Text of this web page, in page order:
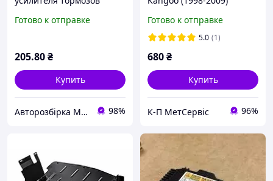
(РЕНО МЕГАН)
Готово к отправке
205.80₴
Купить
Авторозбірка Мікроавтобусів 98%
Готово к отправке
5.0 (1)
680₴
Купить
К-П МетСервіс 96%